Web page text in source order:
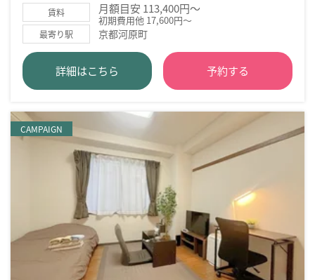
賃料 月額目安 113,400円～
初期費用他 17,600円～
最寄り駅 京都河原町
詳細はこちら 予約する
CAMPAIGN